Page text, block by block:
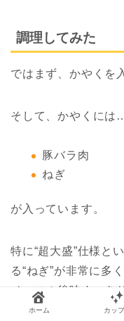
調理してみた
ではまず、かやくを
そして、かやくには
豚バラ肉
ねぎ
が入っています。
特に“超大盛”仕様と
る“ねぎ”が非常に多
ベースの後味すっ
らに後味の良さが際
ホーム カッ